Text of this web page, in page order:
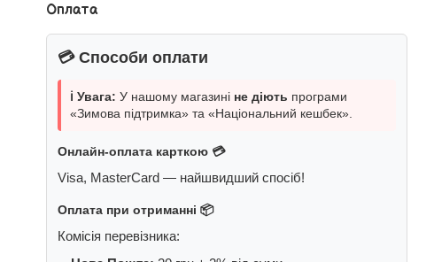
Оплата
💳 Способи оплати
ℹ️ Увага: У нашому магазині не діють програми
«Зимова підтримка» та «Національний кешбек».
Онлайн-оплата карткою 💳
Visa, MasterCard — найшвидший спосіб!
Оплата при отриманні 📦
Комісія перевізника: